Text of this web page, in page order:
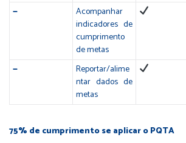
—
Acompanhar
indicadores de
cumprimento
de metas
—
Reportar/alime
ntar dados de
metas
75% de cumprimento se aplicar o PQTA